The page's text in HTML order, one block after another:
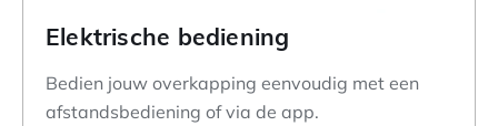
Elektrische bediening
Bedien jouw overkapping eenvoudig met een
afstandsbediening of via de app.